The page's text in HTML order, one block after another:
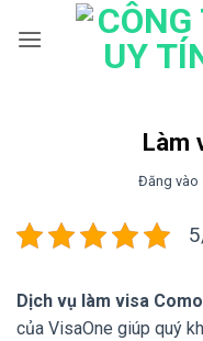
qua
Làm
Đăng vào
Dịch vụ làm visa
của VisaOne giúp quý